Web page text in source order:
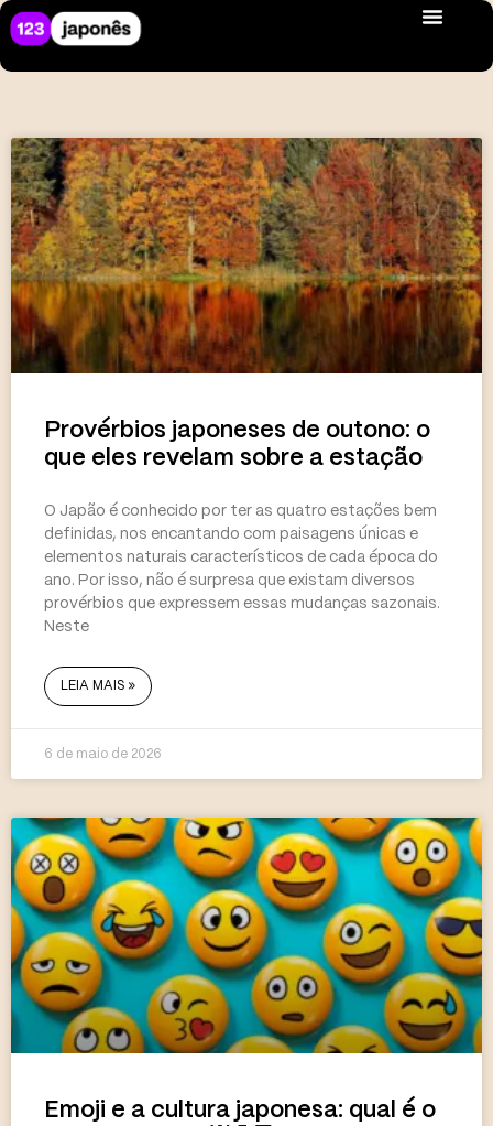
Provérbios japoneses de outono: o
que eles revelam sobre a estação
O Japão é conhecido por ter as quatro estações bem
definidas, nos encantando com paisagens únicas e
elementos naturais característicos de cada época do
ano. Por isso, não é surpresa que existam diversos
provérbios que expressem essas mudanças sazonais.
Neste
LEIA MAIS »
6 de maio de 2026
Emoji e a cultura japonesa: qual é o